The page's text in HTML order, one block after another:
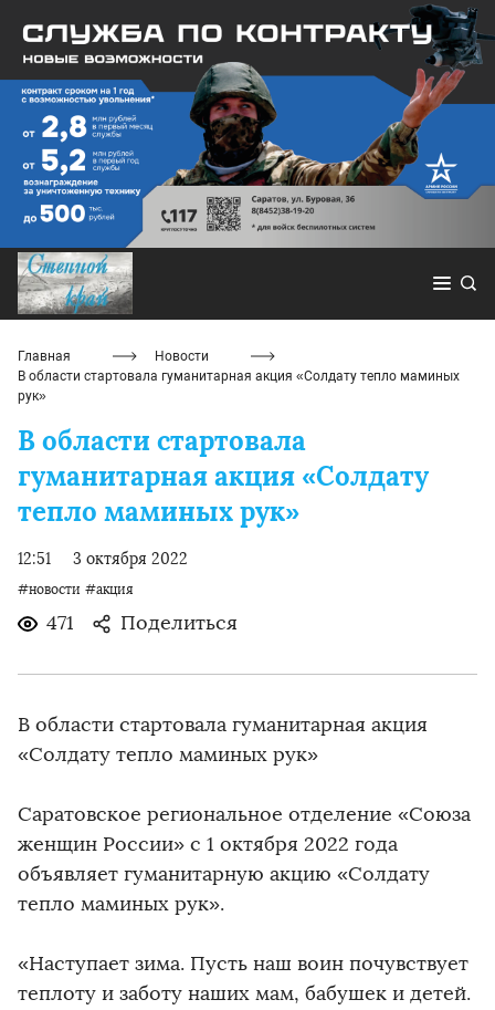
Главная
Новости
В области стартовала гуманитарная акция «Солдату тепло маминых
рук»
В области стартовала
гуманитарная акция «Солдату
тепло маминых рук»
12:51 3 октября 2022
#новости #акция
471 Поделиться
В области стартовала гуманитарная акция
«Солдату тепло маминых рук»
Саратовское региональное отделение «Союза
женщин России» с 1 октября 2022 года
объявляет гуманитарную акцию «Солдату
тепло маминых рук».
«Наступает зима. Пусть наш воин почувствует
теплоту и заботу наших мам, бабушек и детей.